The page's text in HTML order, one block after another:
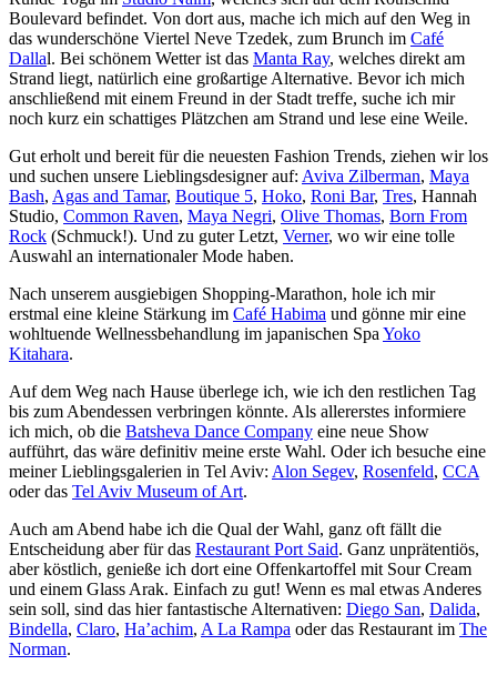
Boulevard befindet. Von dort aus, mache ich mich auf den Weg in
das wunderschöne Viertel Neve Tzedek, zum Brunch im Café
Dallal. Bei schönem Wetter ist das Manta Ray, welches direkt am
Strand liegt, natürlich eine großartige Alternative. Bevor ich mich
anschließend mit einem Freund in der Stadt treffe, suche ich mir
noch kurz ein schattiges Plätzchen am Strand und lese eine Weile.
Gut erholt und bereit für die neuesten Fashion Trends, ziehen wir los
und suchen unsere Lieblingsdesigner auf: Aviva Zilberman, Maya
Bash, Agas and Tamar, Boutique 5, Hoko, Roni Bar, Tres, Hannah
Studio, Common Raven, Maya Negri, Olive Thomas, Born From
Rock (Schmuck!). Und zu guter Letzt, Verner, wo wir eine tolle
Auswahl an internationaler Mode haben.
Nach unserem ausgiebigen Shopping-Marathon, hole ich mir
erstmal eine kleine Stärkung im Café Habima und gönne mir eine
wohltuende Wellnessbehandlung im japanischen Spa Yoko
Kitahara.
Auf dem Weg nach Hause überlege ich, wie ich den restlichen Tag
bis zum Abendessen verbringen könnte. Als allererstes informiere
ich mich, ob die Batsheva Dance Company eine neue Show
aufführt, das wäre definitiv meine erste Wahl. Oder ich besuche eine
meiner Lieblingsgalerien in Tel Aviv: Alon Segev, Rosenfeld, CCA
oder das Tel Aviv Museum of Art.
Auch am Abend habe ich die Qual der Wahl, ganz oft fällt die
Entscheidung aber für das Restaurant Port Said. Ganz unprätentiös,
aber köstlich, genieße ich dort eine Offenkartoffel mit Sour Cream
und einem Glass Arak. Einfach zu gut! Wenn es mal etwas Anderes
sein soll, sind das hier fantastische Alternativen: Diego San, Dalida,
Bindella, Claro, Ha’achim, A La Rampa oder das Restaurant im The
Norman.